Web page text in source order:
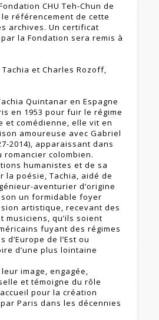
CHU Teh-Chun de
référencement de cette
archives. Un certificat
la Fondation sera remis à
et Charles Rozoff,
Quintanar en Espagne
en 1953 pour fuir le régime
et comédienne, elle vit en
amoureuse avec Gabriel
2014), apparaissant dans
colombien.
humanistes et de sa
la poésie, Tachia, aidé de
aventurier d’origine
un formidable foyer
artistique, recevant des
musiciens, qu’ils soient
fuyant des régimes
de l’Est ou
d’une plus lointaine
image, engagée,
et témoigne du rôle
pour la création
Paris dans les décennies